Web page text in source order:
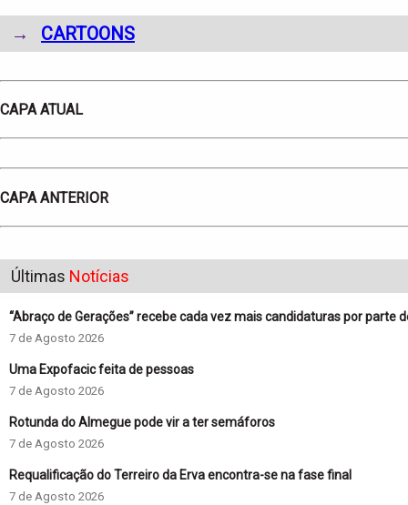
→ CARTOONS
CAPA ATUAL
CAPA ANTERIOR
Últimas Notícias
“Abraço de Gerações” recebe cada vez mais candidaturas por parte
7 de Agosto 2026
Uma Expofacic feita de pessoas
7 de Agosto 2026
Rotunda do Almegue pode vir a ter semáforos
7 de Agosto 2026
Requalificação do Terreiro da Erva encontra-se na fase final
7 de Agosto 2026